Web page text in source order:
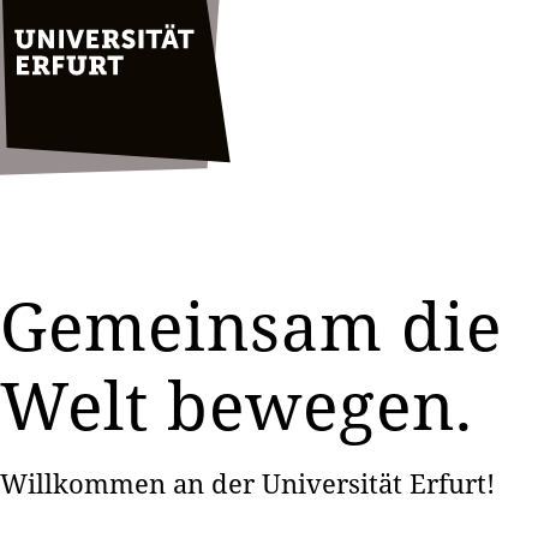
Gemeinsam die
Welt bewegen.
Willkommen an der Universität Erfurt!